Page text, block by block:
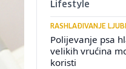
Lifestyle
RASHLAĐIVANJE
Polijevanje psa
velikih vrućina
koristi